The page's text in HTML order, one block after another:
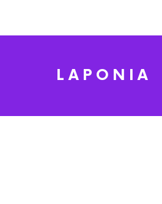
LAPONIA